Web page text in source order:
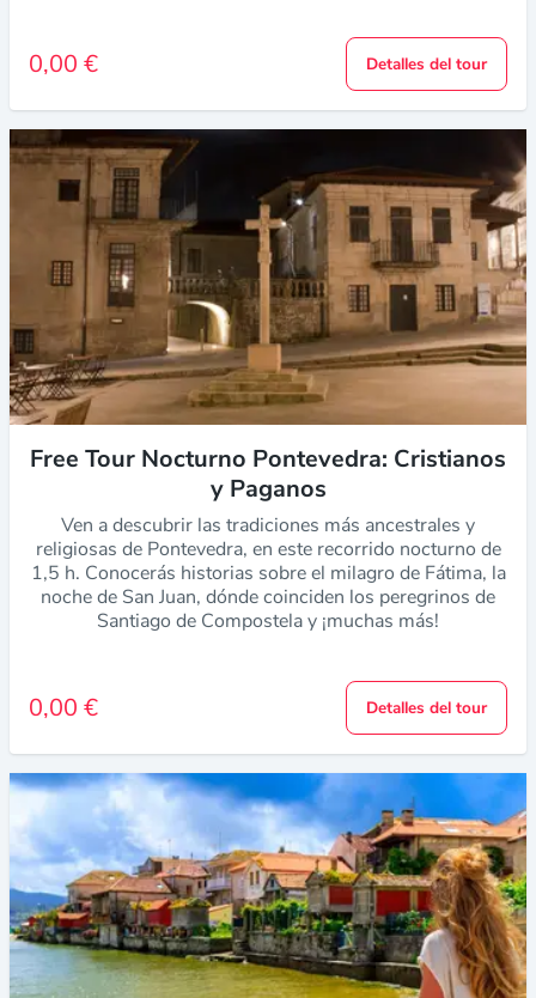
0,00 € Detalles del tour
Free Tour Nocturno Pontevedra: Cristianos
y Paganos
Ven a descubrir las tradiciones más ancestrales y
religiosas de Pontevedra, en este recorrido nocturno de
1,5 h. Conocerás historias sobre el milagro de Fátima, la
noche de San Juan, dónde coinciden los peregrinos de
Santiago de Compostela y ¡muchas más!
0,00 € Detalles del tour